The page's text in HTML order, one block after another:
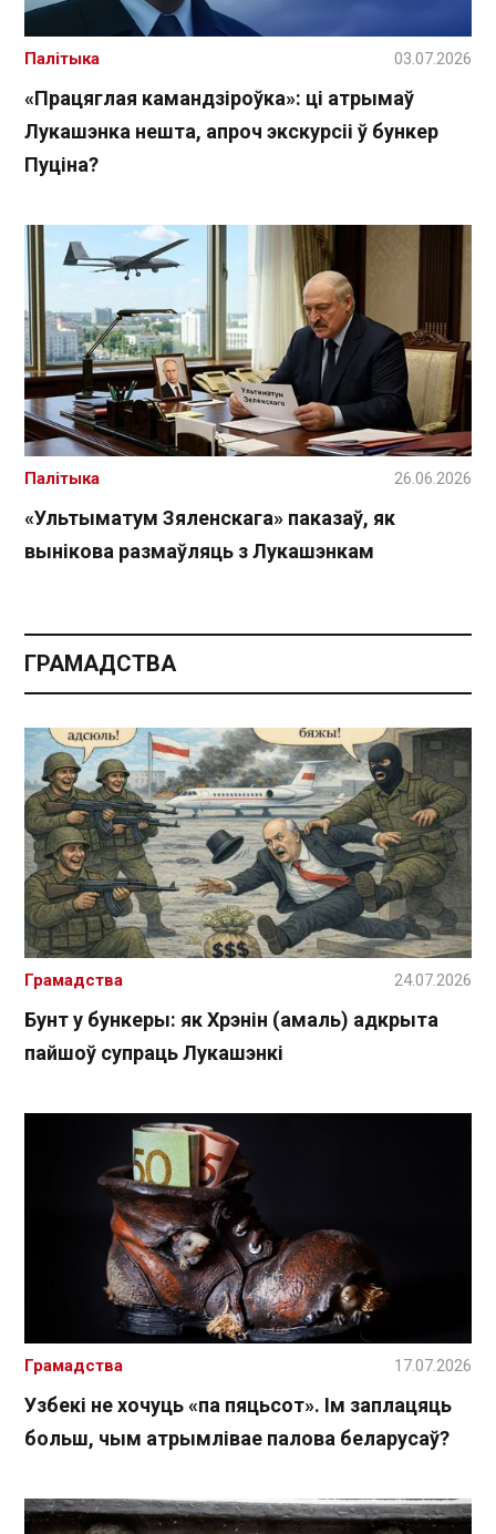
«Працяглая камандзіроўка»: ці атрымаў
Лукашэнка нешта, апроч экскурсіі ў бункер
Пуціна?
Палітыка 03.07.2026
«Ультыматум Зяленскага» паказаў, як
вынікова размаўляць з Лукашэнкам
Палітыка 26.06.2026
ГРАМАДСТВА
Бунт у бункеры: як Хрэнін (амаль) адкрыта
пайшоў супраць Лукашэнкі
Грамадства 24.07.2026
Узбекі не хочуць «па пяцьсот». Ім заплацяць
больш, чым атрымлівае палова беларусаў?
Грамадства 17.07.2026